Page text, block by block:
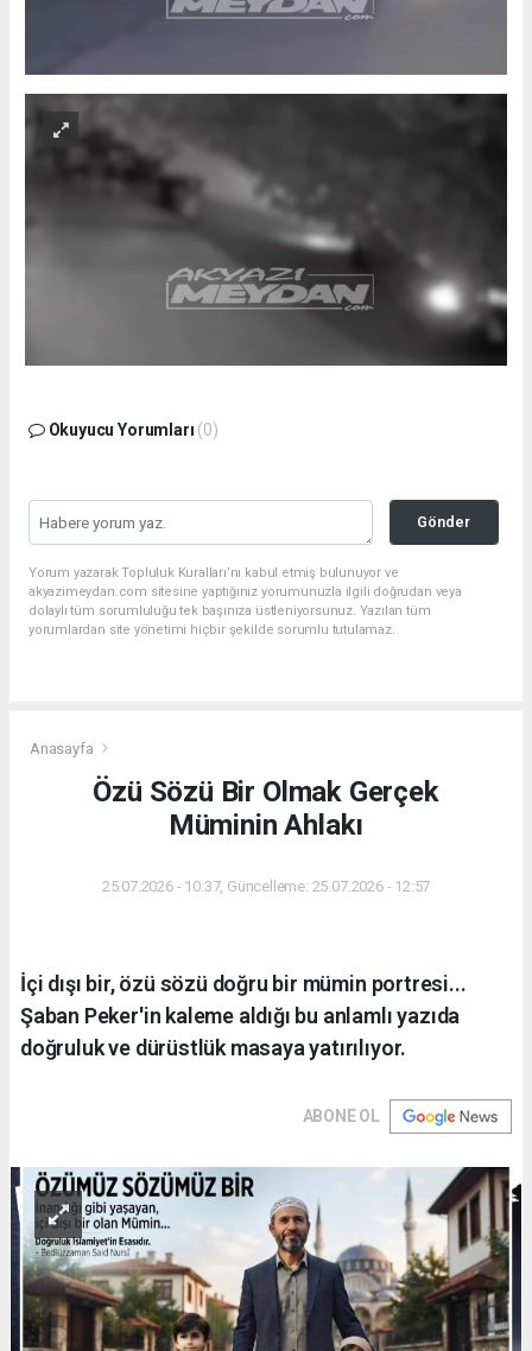
Okuyucu Yorumları (0)
Gönder
Yorum yazarak Topluluk Kuralları’nı kabul etmiş bulunuyor ve
akyazimeydan.com sitesine yaptığınız yorumunuzla ilgili doğrudan veya
dolaylı tüm sorumluluğu tek başınıza üstleniyorsunuz. Yazılan tüm
yorumlardan site yönetimi hiçbir şekilde sorumlu tutulamaz.
Anasayfa
Özü Sözü Bir Olmak Gerçek
Müminin Ahlakı
25.07.2026 - 10:37, Güncelleme: 25.07.2026 - 12:57
İçi dışı bir, özü sözü doğru bir mümin portresi...
Şaban Peker'in kaleme aldığı bu anlamlı yazıda
doğruluk ve dürüstlük masaya yatırılıyor.
ABONE OL